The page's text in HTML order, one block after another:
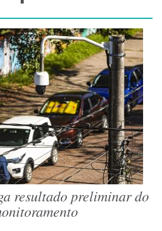
resultado preliminar do